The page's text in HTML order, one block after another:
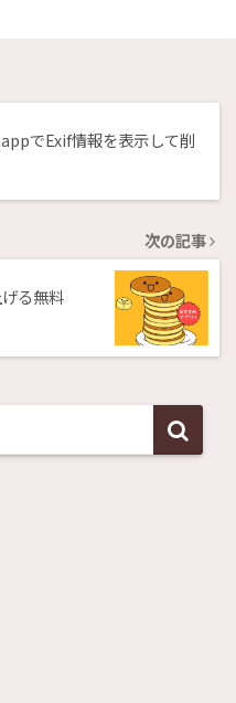
でExif情報を表示して削
次の記事
る無料